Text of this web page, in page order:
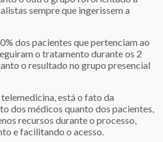
sempre que ingerissem a
dos pacientes que pertenciam ao
o tratamento durante os 2
o resultado no grupo presencial
está o fato da
dos médicos quanto dos pacientes,
recursos durante o processo,
e facilitando o acesso.